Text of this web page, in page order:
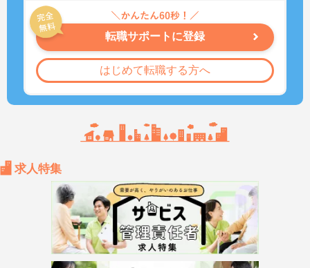
転職サポートに登録
はじめて転職する方へ
求人特集